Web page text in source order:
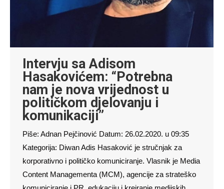
Intervju sa Adisom
Hasakovićem: “Potrebna
nam je nova vrijednost u
političkom djelovanju i
komunikaciji”
Piše: Adnan Pejčinović Datum: 26.02.2020. u 09:35
Kategorija: Diwan Adis Hasaković je stručnjak za
korporativno i političko komuniciranje. Vlasnik je Media
Content Managementa (MCM), agencije za strateško